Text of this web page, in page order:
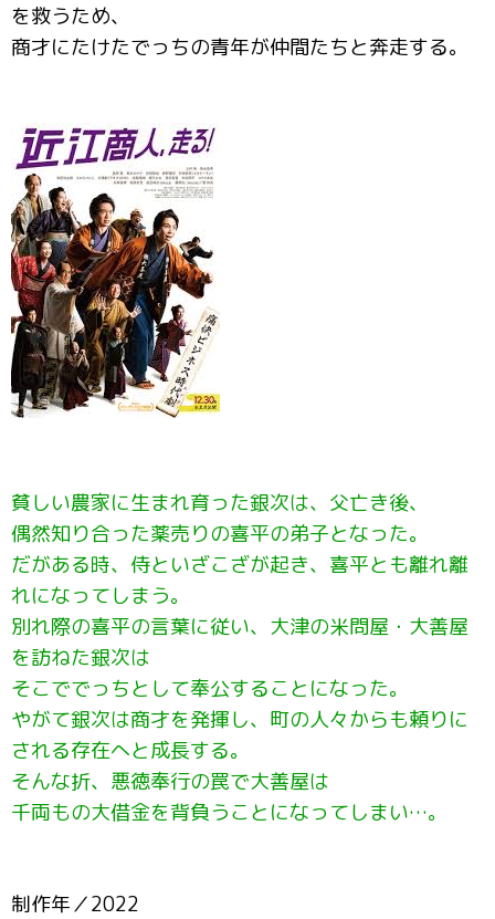
を救うため、
商才にたけたでっちの青年が仲間たちと奔走する。
貧しい農家に生まれ育った銀次は、父亡き後、
偶然知り合った薬売りの喜平の弟子となった。
だがある時、侍といざこざが起き、喜平とも離れ離
れになってしまう。
別れ際の喜平の言葉に従い、大津の米問屋・大善屋
を訪ねた銀次は
そこででっちとして奉公することになった。
やがて銀次は商才を発揮し、町の人々からも頼りに
される存在へと成長する。
そんな折、悪徳奉行の罠で大善屋は
千両もの大借金を背負うことになってしまい…。
制作年／2022